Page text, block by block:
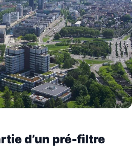
d’un pré-filtre